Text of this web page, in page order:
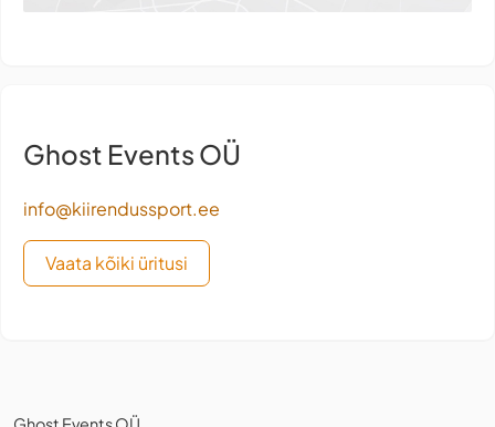
Ghost Events OÜ
info@kiirendussport.ee
Vaata kõiki üritusi